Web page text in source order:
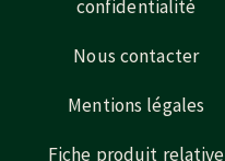
confidentialité
Nous contacter
Mentions légales
Fiche produit relative